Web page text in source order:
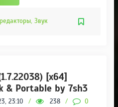
Звук
[x64]
& Portable by 7sh3
23:10 / 238 / 0